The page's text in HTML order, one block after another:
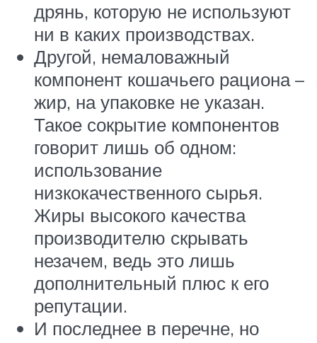
дрянь, которую не используют
ни в каких производствах.
Другой, немаловажный
компонент кошачьего рациона –
жир, на упаковке не указан.
Такое сокрытие компонентов
говорит лишь об одном:
использование
низкокачественного сырья.
Жиры высокого качества
производителю скрывать
незачем, ведь это лишь
дополнительный плюс к его
репутации.
И последнее в перечне, но